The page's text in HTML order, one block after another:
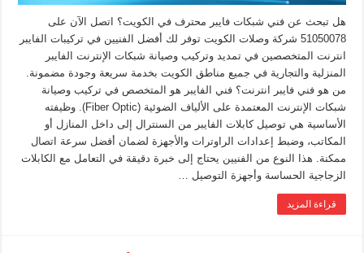
هل تبحث عن فني شبكات فايبر محترف في الكويت؟ اتصل الآن على
51050078 شركة وصلات الكويت توفر لك أفضل الفنيين في تركيبات الفايبر
انترنت المتخصصين في تمديد وتركيب وصيانة شبكات الإنترنت الفايبر
المنزلية والتجارية في جميع مناطق الكويت بخدمة سريعة وجودة مضمونة.
من هو فني فايبر انترنت؟ فني الفايبر هو المتخصص في تركيب وصيانة
شبكات الإنترنت المعتمدة على الألياف الضوئية (Fiber Optic). وظيفته
الأساسية هي توصيل كابلات الفايبر من السنترال إلى داخل المنازل أو
المكاتب، وضبط إعدادات الراوترات والأجهزة لضمان أفضل سرعة اتصال
ممكنة. هذا النوع من الفنيين يحتاج إلى خبرة دقيقة في التعامل مع الكابلات
الزجاجية الحساسة وأجهزة التوصيل …
قراءة المزيد